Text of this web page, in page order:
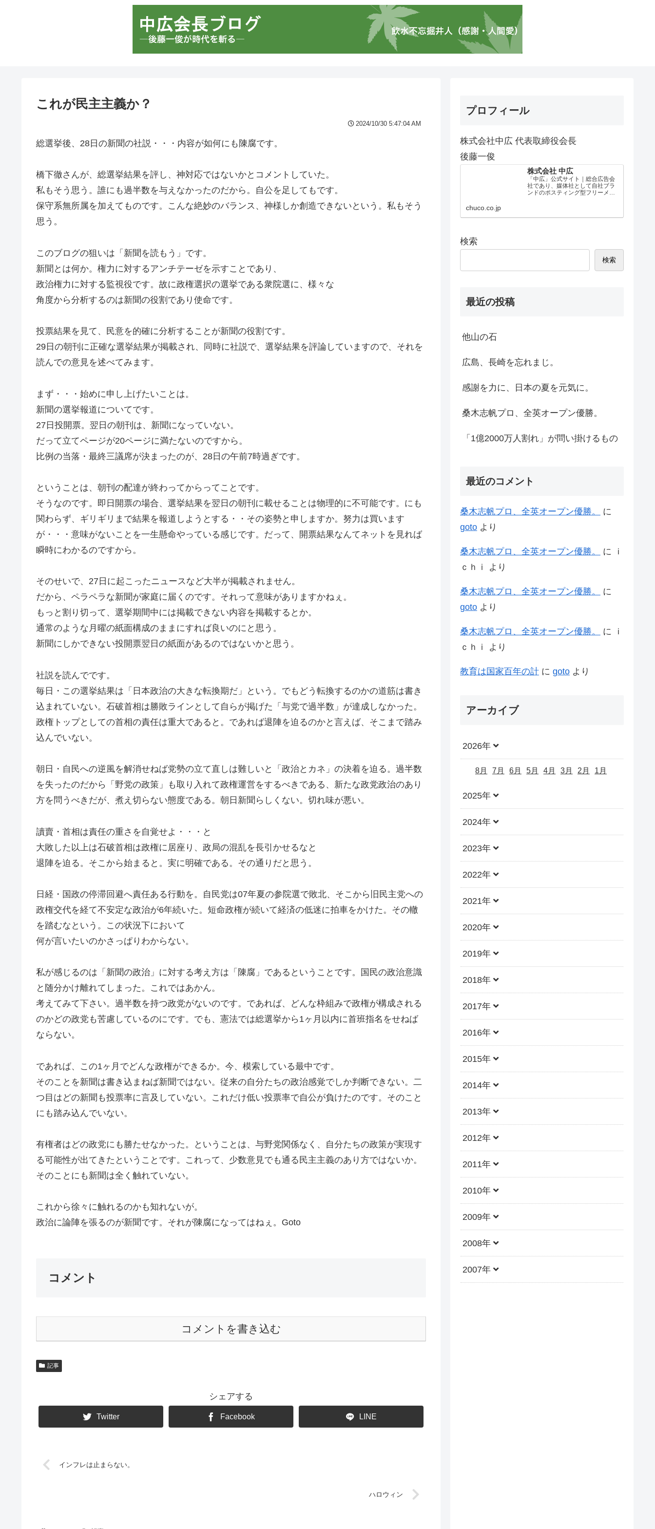
これが民主主義か？
2024/10/30 5:47:04 AM
総選挙後、28日の新聞の社説・・・内容が如何にも陳腐です。
橋下徹さんが、総選挙結果を評し、神対応ではないかとコメントしていた。
私もそう思う。誰にも過半数を与えなかったのだから。自公を足してもです。
保守系無所属を加えてものです。こんな絶妙のバランス、神様しか創造できないという。私もそう
思う。
このブログの狙いは「新聞を読もう」です。
新聞とは何か。権力に対するアンチテーゼを示すことであり、
政治権力に対する監視役です。故に政権選択の選挙である衆院選に、様々な
角度から分析するのは新聞の役割であり使命です。
投票結果を見て、民意を的確に分析することが新聞の役割です。
29日の朝刊に正確な選挙結果が掲載され、同時に社説で、選挙結果を評論していますので、それを
読んでの意見を述べてみます。
まず・・・始めに申し上げたいことは。
新聞の選挙報道についてです。
27日投開票。翌日の朝刊は、新聞になっていない。
だって立てページが20ページに満たないのですから。
比例の当落・最終三議席が決まったのが、28日の午前7時過ぎです。
ということは、朝刊の配達が終わってからってことです。
そうなのです。即日開票の場合、選挙結果を翌日の朝刊に載せることは物理的に不可能です。にも
関わらず、ギリギリまで結果を報道しようとする・・その姿勢と申しますか。努力は買います
が・・・意味がないことを一生懸命やっている感じです。だって、開票結果なんてネットを見れば
瞬時にわかるのですから。
そのせいで、27日に起こったニュースなど大半が掲載されません。
だから、ペラペラな新聞が家庭に届くのです。それって意味がありますかねぇ。
もっと割り切って、選挙期間中には掲載できない内容を掲載するとか。
通常のような月曜の紙面構成のままにすれば良いのにと思う。
新聞にしかできない投開票翌日の紙面があるのではないかと思う。
社説を読んでです。
毎日・この選挙結果は「日本政治の大きな転換期だ」という。でもどう転換するのかの道筋は書き
込まれていない。石破首相は勝敗ラインとして自らが掲げた「与党で過半数」が達成しなかった。
政権トップとしての首相の責任は重大であると。であれば退陣を迫るのかと言えば、そこまで踏み
込んでいない。
朝日・自民への逆風を解消せねば党勢の立て直しは難しいと「政治とカネ」の決着を迫る。過半数
を失ったのだから「野党の政策」も取り入れて政権運営をするべきである、新たな政党政治のあり
方を問うべきだが、煮え切らない態度である。朝日新聞らしくない。切れ味が悪い。
讀賣・首相は責任の重さを自覚せよ・・・と
大敗した以上は石破首相は政権に居座り、政局の混乱を長引かせるなと
退陣を迫る。そこから始まると。実に明確である。その通りだと思う。
日経・国政の停滞回避へ責任ある行動を。自民党は07年夏の参院選で敗北、そこから旧民主党への
政権交代を経て不安定な政治が6年続いた。短命政権が続いて経済の低迷に拍車をかけた。その轍
を踏むなという。この状況下において
何が言いたいのかさっぱりわからない。
私が感じるのは「新聞の政治」に対する考え方は「陳腐」であるということです。国民の政治意識
と随分かけ離れてしまった。これではあかん。
考えてみて下さい。過半数を持つ政党がないのです。であれば、どんな枠組みで政権が構成される
のかどの政党も苦慮しているのにです。でも、憲法では総選挙から1ヶ月以内に首班指名をせねば
ならない。
であれば、この1ヶ月でどんな政権ができるか。今、模索している最中です。
そのことを新聞は書き込まねば新聞ではない。従来の自分たちの政治感覚でしか判断できない。二
つ目はどの新聞も投票率に言及していない。これだけ低い投票率で自公が負けたのです。そのこと
にも踏み込んでいない。
有権者はどの政党にも勝たせなかった。ということは、与野党関係なく、自分たちの政策が実現す
る可能性が出てきたということです。これって、少数意見でも通る民主主義のあり方ではないか。
そのことにも新聞は全く触れていない。
これから徐々に触れるのかも知れないが。
政治に論陣を張るのが新聞です。それが陳腐になってはねぇ。Goto
コメント
コメントを書き込む
記事
シェアする
Twitter Facebook LINE
インフレは止まらない。
ハロウィン
プロフィール
株式会社中広 代表取締役会長
後藤一俊
株式会社 中広
「中広」公式サイト｜総合広告会
社であり、媒体社として自社ブラ
ンドのポスティング型フリーメデ
chuco.co.jp
検索
検索
最近の投稿
他山の石
広島、長崎を忘れまじ。
感謝を力に、日本の夏を元気に。
桑木志帆プロ、全英オープン優勝。
「1億2000万人割れ」が問い掛けるもの
最近のコメント
桑木志帆プロ、全英オープン優勝。
に
goto より
桑木志帆プロ、全英オープン優勝。 に
ｉ
ｃｈｉ
より
桑木志帆プロ、全英オープン優勝。
に
goto より
桑木志帆プロ、全英オープン優勝。 に
ｉ
ｃｈｉ
より
教育は国家百年の計 に goto より
アーカイブ
2026年
8月 7月 6月 5月 4月 3月 2月 1月
2025年
2024年
2023年
2022年
2021年
2020年
2019年
2018年
2017年
2016年
2015年
2014年
2013年
2012年
2011年
2010年
2009年
2008年
2007年